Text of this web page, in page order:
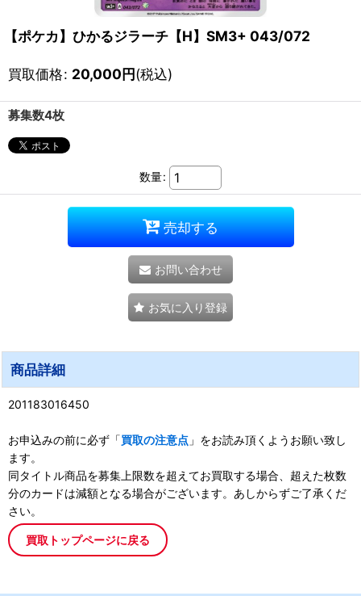
【ポケカ】ひかるジラーチ【H】SM3+ 043/072
買取価格: 20,000円(税込)
募集数4枚
数量:
売却する
お問い合わせ
お気に入り登録
商品詳細
201183016450
お申込みの前に必ず「買取の注意点 」をお読み頂くようお願い致し
ます。
同タイトル商品を募集上限数を超えてお買取する場合、超えた枚数
分のカードは減額となる場合がございます。あしからずご了承くだ
さい。
買取トップページに戻る